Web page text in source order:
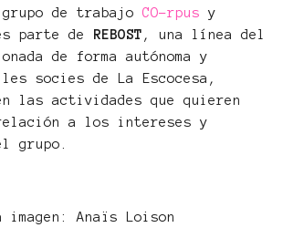
de trabajo CO-rpus y
parte de
REBOST , una línea del
de forma autónoma y
socies de La Escocesa,
las actividades que quieren
a los intereses y
grupo.
Anaïs Loison